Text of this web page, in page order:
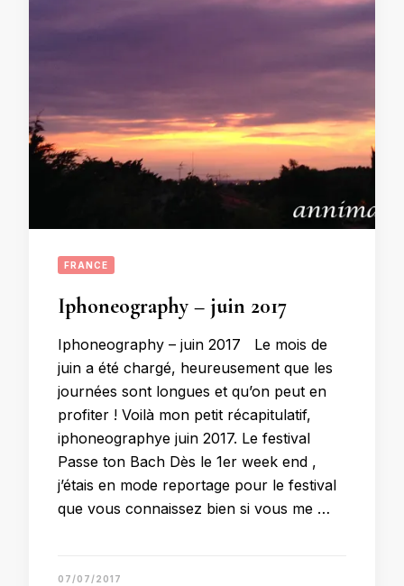
FRANCE
Iphoneography – juin 2017
Iphoneography – juin 2017 Le mois de
juin a été chargé, heureusement que les
journées sont longues et qu’on peut en
profiter ! Voilà mon petit récapitulatif,
iphoneographye juin 2017. Le festival
Passe ton Bach Dès le 1er week end ,
j’étais en mode reportage pour le festival
que vous connaissez bien si vous me …
07/07/2017